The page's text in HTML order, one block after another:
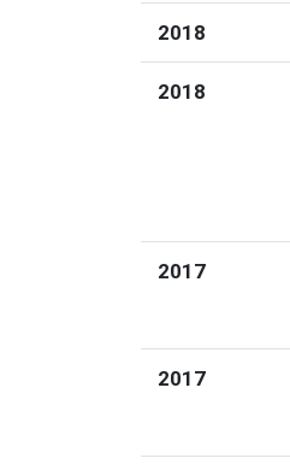
2018
2018
2017
2017